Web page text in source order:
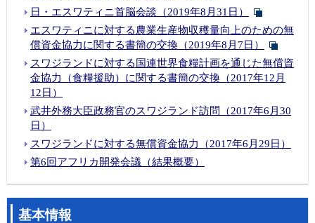
日・エスワティニ首脳会談（2019年8月31日）
エスワティニに対する農業生産物収穫量向上のための無
償資金協力に関する書簡の交換（2019年8月7日）
スワジランドに対する国連世界食糧計画を通じた無償資
金協力（食糧援助）に関する書簡の交換（2017年12月
12日）
武井外務大臣政務官のスワジランド訪問（2017年6月30
日）
スワジランドに対する無償資金協力（2017年6月29日）
第6回アフリカ開発会議（結果概要）
基本情報